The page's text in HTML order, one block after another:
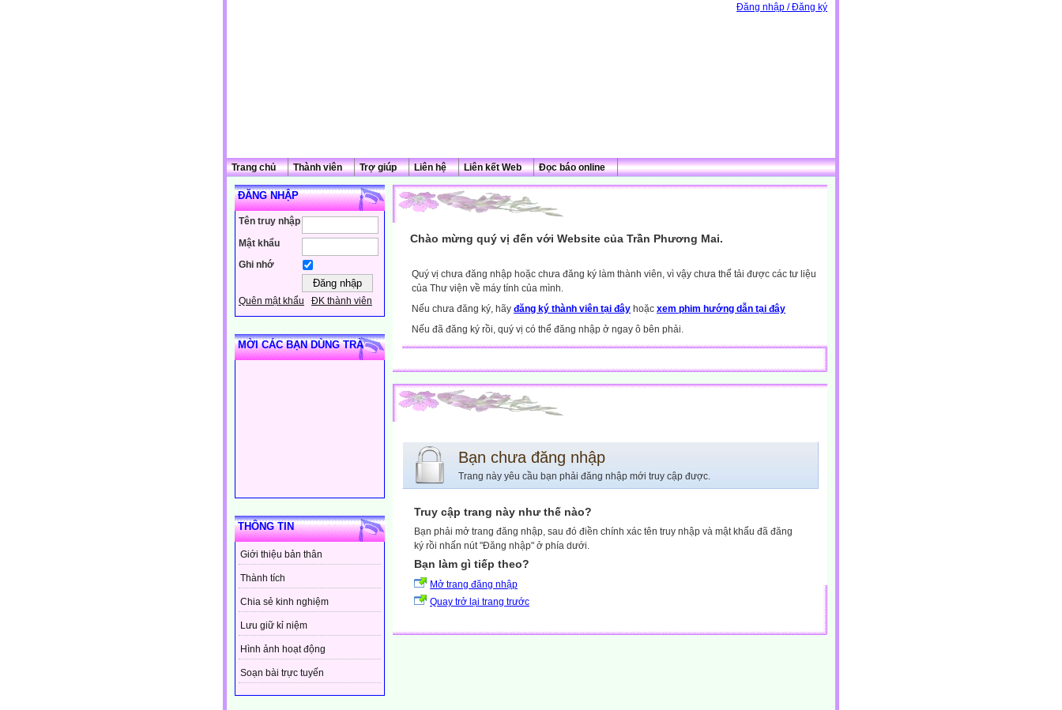
Đăng nhập / Đăng ký
Trang chủ Thành viên Trợ giúp Liên hệ Liên kết Web Đọc báo online
ĐĂNG NHẬP
Tên truy nhập
Mật khẩu
Ghi nhớ
Quên mật khẩu ĐK thành viên
MỜI CÁC BẠN DÙNG TRÀ
THÔNG TIN
Giới thiệu bản thân
Thành tích
Chia sẻ kinh nghiệm
Lưu giữ kỉ niệm
Hình ảnh hoạt động
Soạn bài trực tuyến
Chào mừng quý vị đến với Website của Trần Phương Mai.
Quý vị chưa đăng nhập hoặc chưa đăng ký làm thành viên, vì vậy chưa thể tải được các tư liệu
của Thư viện về máy tính của mình.
Nếu chưa đăng ký, hãy đăng ký thành viên tại đây hoặc xem phim hướng dẫn tại đây
Nếu đã đăng ký rồi, quý vị có thể đăng nhập ở ngay ô bên phải.
Bạn chưa đăng nhập
Trang này yêu cầu bạn phải đăng nhập mới truy cập được.
Truy cập trang này như thế nào?
Bạn phải mở trang đăng nhập, sau đó điền chính xác tên truy nhập và mật khẩu đã đăng
ký rồi nhấn nút "Đăng nhập" ở phía dưới.
Bạn làm gì tiếp theo?
Mở trang đăng nhập
Quay trở lại trang trước